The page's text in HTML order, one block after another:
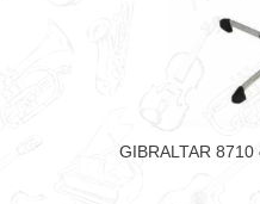
GIBRALTAR 8710